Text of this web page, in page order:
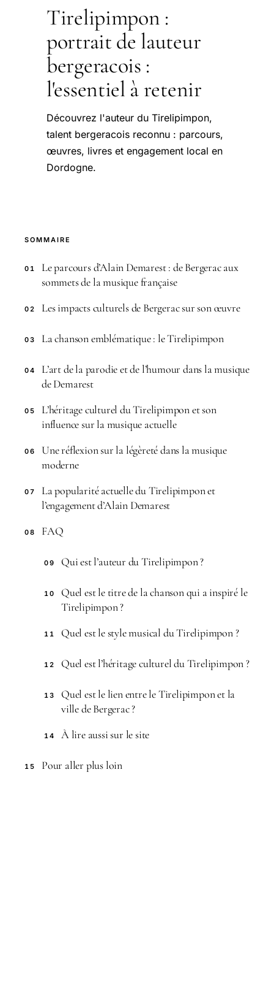
Tirelipimpon :
portrait de lauteur
bergeracois :
l'essentiel à retenir
Découvrez l'auteur du Tirelipimpon,
talent bergeracois reconnu : parcours,
œuvres, livres et engagement local en
Dordogne.
SOMMAIRE
01
Le parcours d’Alain Demarest : de Bergerac aux
sommets de la musique française
02 Les impacts culturels de Bergerac sur son œuvre
03 La chanson emblématique : le Tirelipimpon
04
L’art de la parodie et de l’humour dans la musique
de Demarest
05
L’héritage culturel du Tirelipimpon et son
influence sur la musique actuelle
06
Une réflexion sur la légèreté dans la musique
moderne
07
La popularité actuelle du Tirelipimpon et
l’engagement d’Alain Demarest
08 FAQ
09 Qui est l’auteur du Tirelipimpon ?
10
Quel est le titre de la chanson qui a inspiré le
Tirelipimpon ?
11 Quel est le style musical du Tirelipimpon ?
12 Quel est l’héritage culturel du Tirelipimpon ?
13
Quel est le lien entre le Tirelipimpon et la
ville de Bergerac ?
14 À lire aussi sur le site
15 Pour aller plus loin